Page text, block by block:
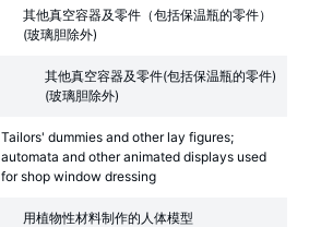
其他真空容器及零件（包括保温瓶的零件）
(玻璃胆除外)
其他真空容器及零件(包括保温瓶的零件)
(玻璃胆除外)
Tailors' dummies and other lay figures;
automata and other animated displays used
for shop window dressing
用植物性材料制作的人体模型